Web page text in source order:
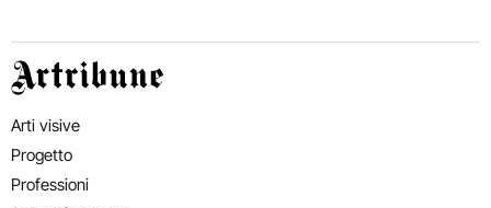
Artribune
Arti visive
Progetto
Professioni